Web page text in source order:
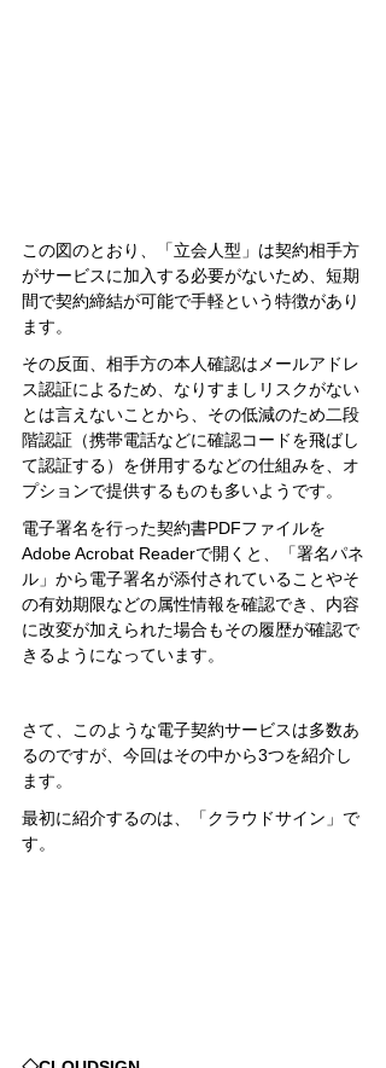
この図のとおり、「立会人型」は契約相手方
がサービスに加入する必要がないため、短期
間で契約締結が可能で手軽という特徴があり
ます。
その反面、相手方の本人確認はメールアドレ
ス認証によるため、なりすましリスクがない
とは言えないことから、その低減のため二段
階認証（携帯電話などに確認コードを飛ばし
て認証する）を併用するなどの仕組みを、オ
プションで提供するものも多いようです。
電子署名を行った契約書PDFファイルを
Adobe Acrobat Readerで開くと、「署名パネ
ル」から電子署名が添付されていることやそ
の有効期限などの属性情報を確認でき、内容
に改変が加えられた場合もその履歴が確認で
きるようになっています。
さて、このような電子契約サービスは多数あ
るのですが、今回はその中から3つを紹介し
ます。
最初に紹介するのは、「クラウドサイン」で
す。